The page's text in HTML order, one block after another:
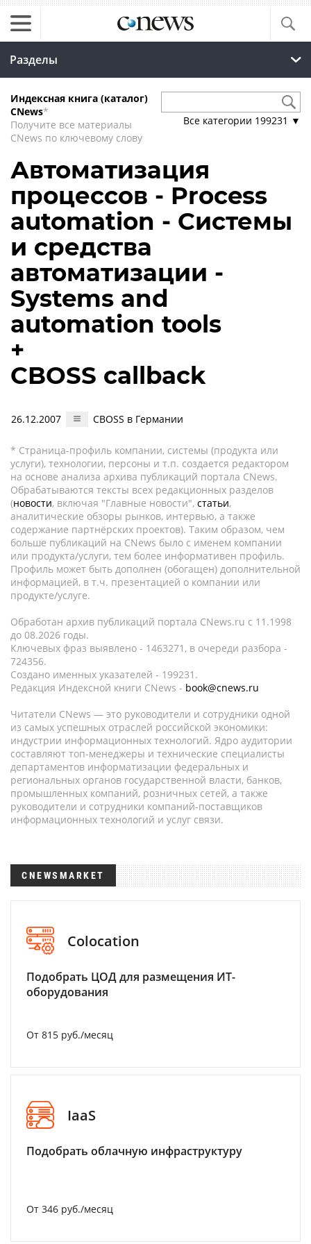
Разделы
Индексная книга (каталог)
CNews*
Получите все материалы
CNews по ключевому слову
Все категории 199231 ▼
Автоматизация
процессов - Process
automation - Системы
и средства
автоматизации -
Systems and
automation tools
+
CBOSS callback
26.12.2007 CBOSS в Германии
* Страница-профиль компании, системы (продукта или
услуги), технологии, персоны и т.п. создается редактором
на основе анализа архива публикаций портала CNews.
Обрабатываются тексты всех редакционных разделов
(новости, включая "Главные новости", статьи,
аналитические обзоры рынков, интервью, а также
содержание партнёрских проектов). Таким образом, чем
больше публикаций на CNews было с именем компании
или продукта/услуги, тем более информативен профиль.
Профиль может быть дополнен (обогащен) дополнительной
информацией, в т.ч. презентацией о компании или
продукте/услуге.
Обработан архив публикаций портала CNews.ru c 11.1998
до 08.2026 годы.
Ключевых фраз выявлено - 1463271, в очереди разбора -
724356.
Создано именных указателей - 199231.
Редакция Индексной книги CNews - book@cnews.ru
Читатели CNews — это руководители и сотрудники одной
из самых успешных отраслей российской экономики:
индустрии информационных технологий. Ядро аудитории
составляют топ-менеджеры и технические специалисты
департаментов информатизации федеральных и
региональных органов государственной власти, банков,
промышленных компаний, розничных сетей, а также
руководители и сотрудники компаний-поставщиков
информационных технологий и услуг связи.
CNEWSMARKET
Colocation
Подобрать ЦОД для размещения ИТ-
оборудования
От 815 руб./месяц
IaaS
Подобрать облачную инфраструктуру
От 346 руб./месяц